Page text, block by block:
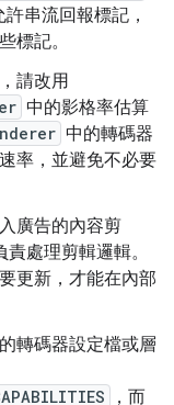
許串流回報標記，
標記。
請改用
中的影格率估算
中的轉碼器
率，並避免不必要
廣告的內容剪
責處理剪輯邏輯。
更新，才能在內部
轉碼器設定檔或層
，而